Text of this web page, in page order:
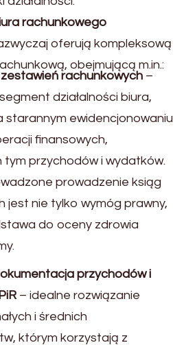
rachunkowego
oferują kompleksową
obejmującą m.in.:
rachunkowych –
działalności biura,
starannym ewidencjonowaniu
finansowych,
tym przychodów i wydatków.
prowadzenie ksiąg
jest nie tylko wymóg prawny,
do oceny zdrowia
przychodów i
– idealne rozwiązanie
i średnich
którym korzystają z